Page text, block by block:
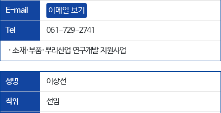
E-mail 이메일 보기
Tel 061-729-2741
· 소재·부품·뿌리산업 연구개발 지원사업
성명 이상선
직위 선임